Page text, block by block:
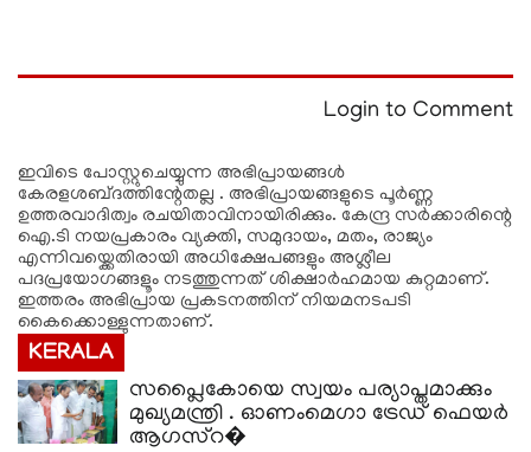
Login to Comment
ഇവിടെ പോസ്റ്റുചെയ്യുന്ന അഭിപ്രായങ്ങള്‍
കേരളശബ്‌ദത്തിന്റേതല്ല . അഭിപ്രായങ്ങളുടെ പൂര്‍ണ്ണ
ഉത്തരവാദിത്വം രചയിതാവിനായിരിക്കും. കേന്ദ്ര സർക്കാരിന്റെ
ഐ.ടി നയപ്രകാരം വ്യക്തി, സമുദായം, മതം, രാജ്യം
എന്നിവയ്ക്കെതിരായി അധിക്ഷേപങ്ങളും അശ്ലീല
പദപ്രയോഗങ്ങളൂം നടത്തുന്നത് ശിക്ഷാര്‍ഹമായ കുറ്റമാണ്.
ഇത്തരം അഭിപ്രായ പ്രകടനത്തിന് നിയമനടപടി
കൈക്കൊള്ളുന്നതാണ്.
KERALA
സപ്ലൈകോയെ സ്വയം പര്യാപ്തമാക്കും
മുഖ്യമന്ത്രി . ഓണംമെഗാ ട്രേഡ് ഫെയർ
ആഗസ്റ�